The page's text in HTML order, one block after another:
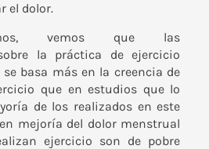
el dolor.
vemos que las
la práctica de ejercicio
basa más en la creencia de
que en estudios que lo
de los realizados en este
mejoría del dolor menstrual
ejercicio son de pobre